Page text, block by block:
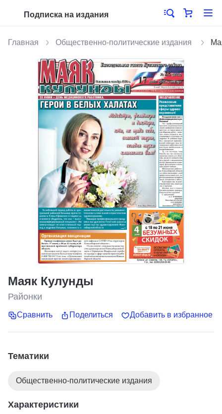
Подписка на издания
Главная Общественно-политические издания
Маяк Кулунды
Районки
Сравнить Поделиться Добавить в избранное
Тематики
Общественно-политические издания
Характеристики